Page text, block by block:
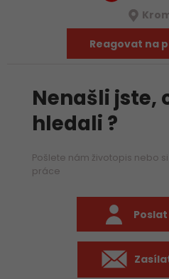
Reagovat na
Nenašli jste,
hledali ?
Pošlete nám životopis nebo
práce